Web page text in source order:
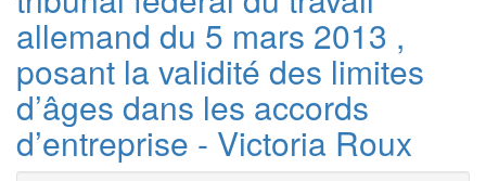
allemand du 5 mars 2013 ,
posant la validité des limites
d’âges dans les accords
d’entreprise - Victoria Roux